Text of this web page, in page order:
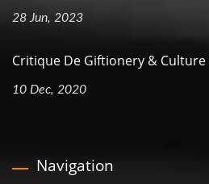
28 Jun, 2023
Critique De Giftionery & Culture
10 Dec, 2020
Navigation